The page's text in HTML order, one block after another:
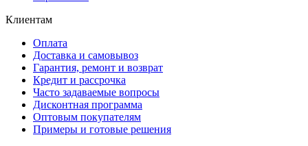
Клиентам
Оплата
Доставка и самовывоз
Гарантия, ремонт и возврат
Кредит и рассрочка
Часто задаваемые вопросы
Дисконтная программа
Оптовым покупателям
Примеры и готовые решения